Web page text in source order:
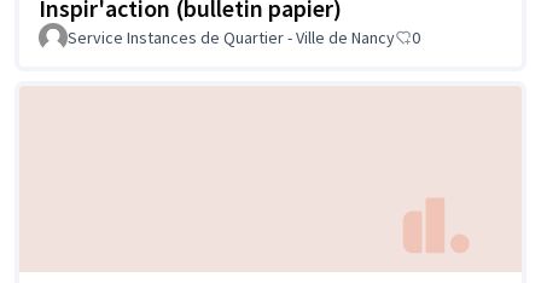
Inspir'action (bulletin papier)
Service Instances de Quartier - Ville de Nancy 0